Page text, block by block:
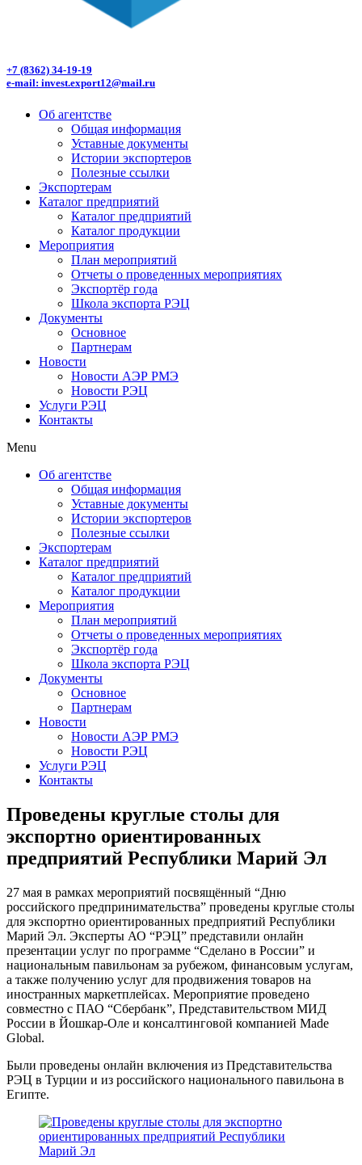
+7 (8362) 34-19-19
e-mail: invest.export12@mail.ru
Об агентстве
Общая информация
Уставные документы
Истории экспортеров
Полезные ссылки
Экспортерам
Каталог предприятий
Каталог предприятий
Каталог продукции
Мероприятия
План мероприятий
Отчеты о проведенных мероприятиях
Экспортёр года
Школа экспорта РЭЦ
Документы
Основное
Партнерам
Новости
Новости АЭР РМЭ
Новости РЭЦ
Услуги РЭЦ
Контакты
Menu
Об агентстве
Общая информация
Уставные документы
Истории экспортеров
Полезные ссылки
Экспортерам
Каталог предприятий
Каталог предприятий
Каталог продукции
Мероприятия
План мероприятий
Отчеты о проведенных мероприятиях
Экспортёр года
Школа экспорта РЭЦ
Документы
Основное
Партнерам
Новости
Новости АЭР РМЭ
Новости РЭЦ
Услуги РЭЦ
Контакты
Проведены круглые столы для
экспортно ориентированных
предприятий Республики Марий Эл
27 мая в рамках мероприятий посвящённый “Дню
российского предпринимательства” проведены круглые столы
для экспортно ориентированных предприятий Республики
Марий Эл. Эксперты АО “РЭЦ” представили онлайн
презентации услуг по программе “Сделано в России” и
национальным павильонам за рубежом, финансовым услугам,
а также получению услуг для продвижения товаров на
иностранных маркетплейсах. Мероприятие проведено
совместно с ПАО “Сбербанк”, Представительством МИД
России в Йошкар-Оле и консалтинговой компанией Made
Global.
Были проведены онлайн включения из Представительства
РЭЦ в Турции и из российского национального павильона в
Египте.